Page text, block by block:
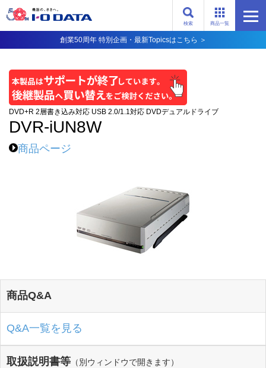
商品一覧
検索
創業50周年 特別企画・最新Topicsはこちら ＞
DVD+R 2層書き込み対応 USB 2.0/1.1対応 DVDデュアルドライブ
DVR-iUN8W
商品ページ
商品Q&A
Q&A一覧を見る
取扱説明書等 （別ウィンドウで開きます）